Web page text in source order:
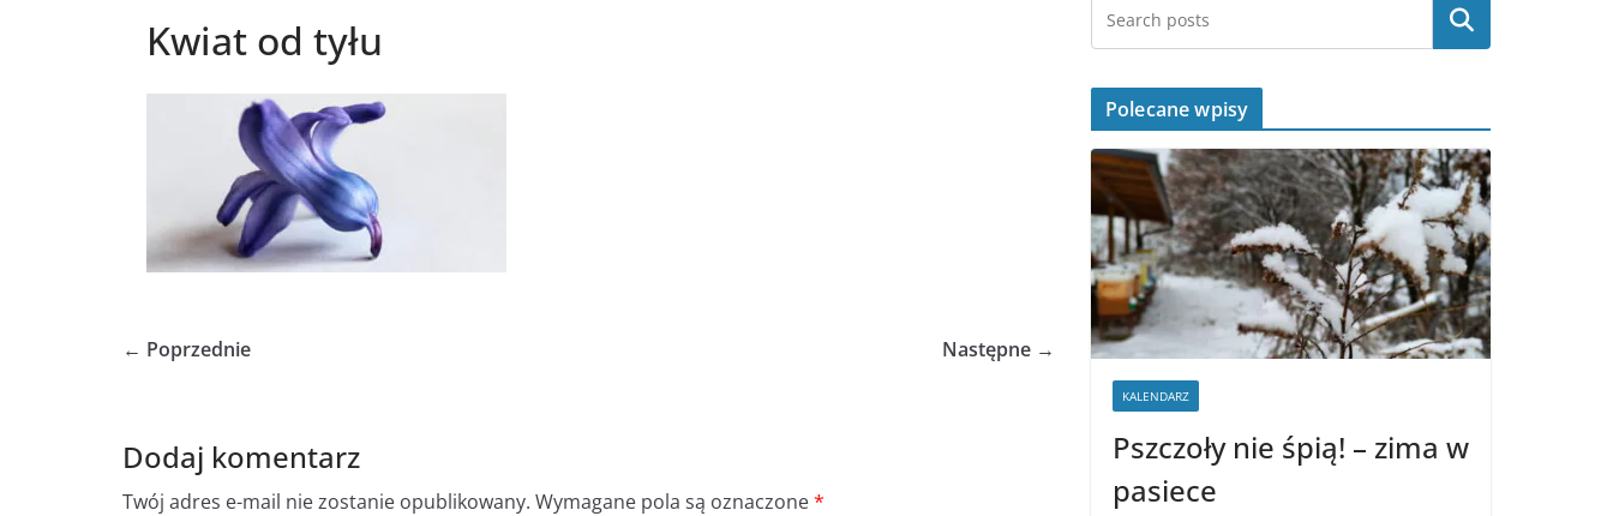
Kwiat od tyłu
← Poprzednie Następne →
Dodaj komentarz
Twój adres e-mail nie zostanie opublikowany. Wymagane pola są oznaczone*
Szukaj
Polecane wpisy
KALENDARZ
Pszczoły nie śpią! – zima w
pasiece